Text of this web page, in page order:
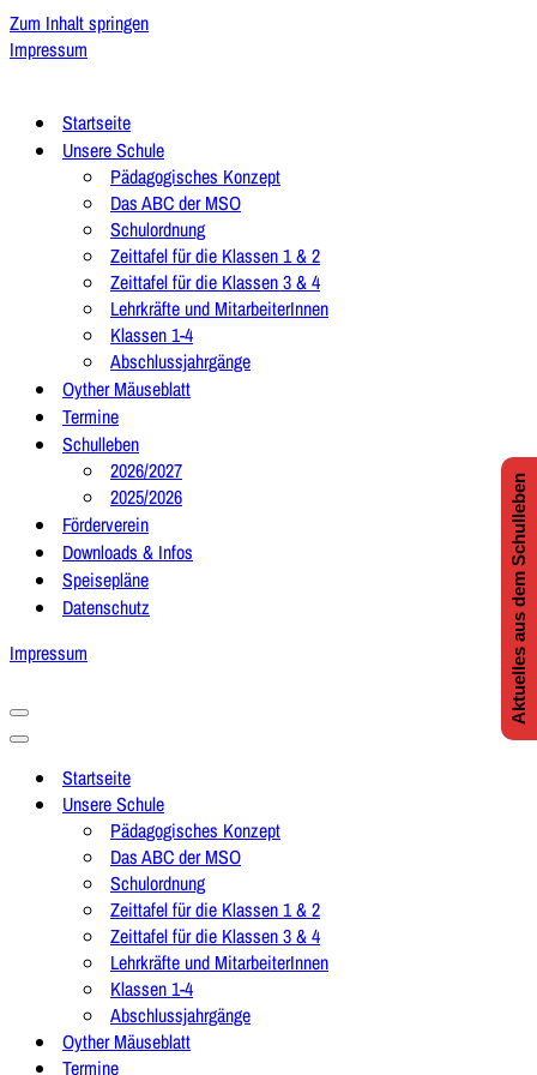
Zum Inhalt springen
Impressum
Startseite
Unsere Schule
Pädagogisches Konzept
Das ABC der MSO
Schulordnung
Zeittafel für die Klassen 1 & 2
Zeittafel für die Klassen 3 & 4
Lehrkräfte und MitarbeiterInnen
Klassen 1-4
Abschlussjahrgänge
Oyther Mäuseblatt
Termine
Schulleben
2026/2027
2025/2026
Förderverein
Downloads & Infos
Speisepläne
Datenschutz
Impressum
Navigationsmenü
Navigationsmenü
Startseite
Unsere Schule
Pädagogisches Konzept
Das ABC der MSO
Schulordnung
Zeittafel für die Klassen 1 & 2
Zeittafel für die Klassen 3 & 4
Lehrkräfte und MitarbeiterInnen
Klassen 1-4
Abschlussjahrgänge
Oyther Mäuseblatt
Termine
Aktuelles aus dem Schulleben